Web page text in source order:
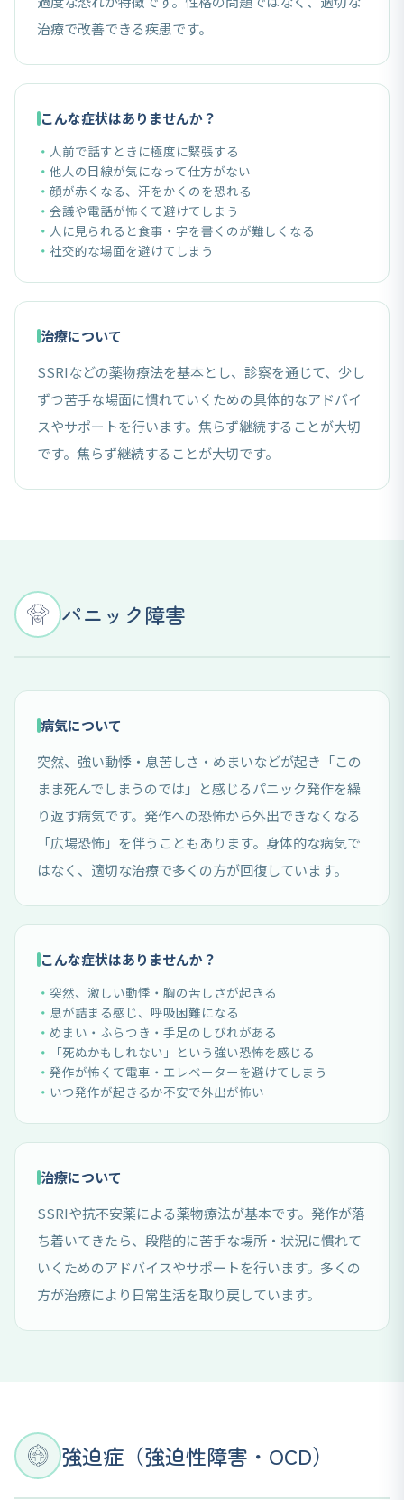
治療で改善できる疾患です。
こんな症状はありませんか？
人前で話すときに極度に緊張する
他人の目線が気になって仕方がない
顔が赤くなる、汗をかくのを恐れる
会議や電話が怖くて避けてしまう
人に見られると食事・字を書くのが難しくなる
社交的な場面を避けてしまう
治療について
SSRIなどの薬物療法を基本とし、診察を通じて、少し
ずつ苦手な場面に慣れていくための具体的なアドバイ
スやサポートを行います。焦らず継続することが大切
です。焦らず継続することが大切です。
パニック障害
病気について
突然、強い動悸・息苦しさ・めまいなどが起き「この
まま死んでしまうのでは」と感じるパニック発作を繰
り返す病気です。発作への恐怖から外出できなくなる
「広場恐怖」を伴うこともあります。身体的な病気で
はなく、適切な治療で多くの方が回復しています。
こんな症状はありませんか？
突然、激しい動悸・胸の苦しさが起きる
息が詰まる感じ、呼吸困難になる
めまい・ふらつき・手足のしびれがある
「死ぬかもしれない」という強い恐怖を感じる
発作が怖くて電車・エレベーターを避けてしまう
いつ発作が起きるか不安で外出が怖い
治療について
SSRIや抗不安薬による薬物療法が基本です。発作が落
ち着いてきたら、段階的に苦手な場所・状況に慣れて
いくためのアドバイスやサポートを行います。多くの
方が治療により日常生活を取り戻しています。
強迫症（強迫性障害・OCD）